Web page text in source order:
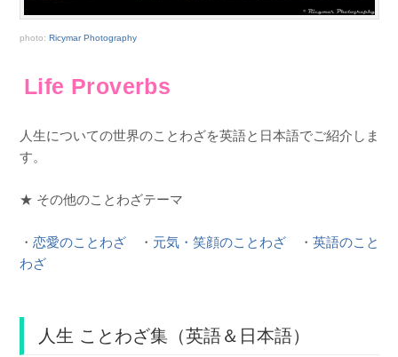
photo: Ricymar Photography
Life Proverbs
人生についての世界のことわざを英語と日本語でご紹介しま
す。
★ その他のことわざテーマ
・ 恋愛のことわざ ・ 元気・笑顔のことわざ ・ 英語のこと
わざ
人生 ことわざ集（英語＆日本語）